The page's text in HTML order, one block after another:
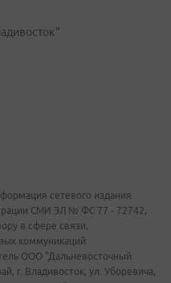
сетевого издания
СМИ ЭЛ № ФС 77 - 72742,
в сфере связи,
коммуникаций
ООО "Дальневосточный
г. Владивосток, ул. Уборевича,